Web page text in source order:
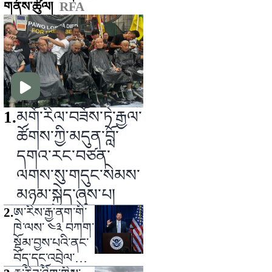
གནས་ཚུལ། RFA
1.མགོ་རིལ་བཟོས་ཏེ་རྒྱལ་
ཚོགས་ཀྱི་མདུན་བློ་
དགའ་རང་བཙན་
ལགས་སུ་གདུང་སེམས་
མཉམ་སྐྱེད་ཞུས་པ།
2.ཨ་རིས་རྒྱ་ནག་གི་
ཁེ་ལས་ ༤༣ བཀག་
སྡོམ་བྱས་པའི་ནང་
བོད་དང་འབྲེལ་ཡོད་